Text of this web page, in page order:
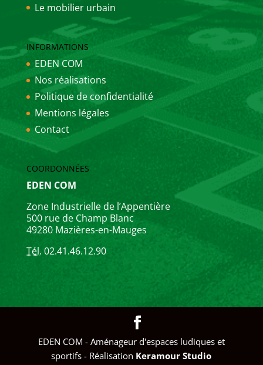
Le mobilier urbain
INFORMATIONS
EDEN COM
Nos réalisations
Politique de confidentialité
Mentions légales
Contact
COORDONNÉES
EDEN COM
Zone Industrielle de l’Appentière
500 rue de Champ Blanc
49280 Mazières-en-Mauges
Tél. 02.41.46.12.90
EDEN COM - Aménageur d'espaces ludiques et
sportifs - Réalisation Keramour Studio